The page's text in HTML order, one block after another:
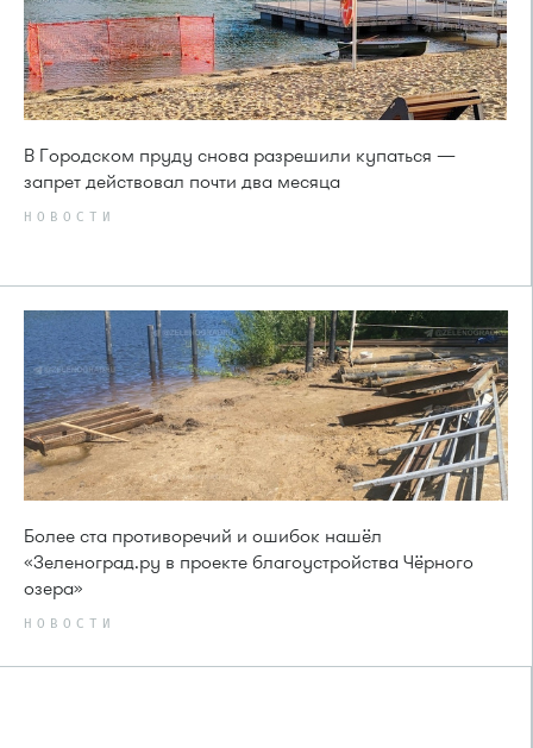
В Городском пруду снова разрешили купаться —
запрет действовал почти два месяца
НОВОСТИ
Более ста противоречий и ошибок нашёл
«Зеленоград.ру в проекте благоустройства Чёрного
озера»
НОВОСТИ